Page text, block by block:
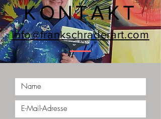
KONTAKT
info@frankschraderart.com